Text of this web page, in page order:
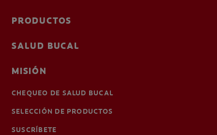
PRODUCTOS
SALUD BUCAL
MISIÓN
CHEQUEO DE SALUD BUCAL
SELECCIÓN DE PRODUCTOS
SUSCRÍBETE